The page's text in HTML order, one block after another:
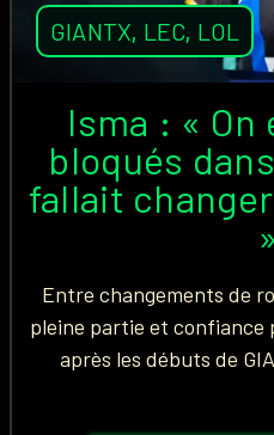
GIANTX, LEC, LOL
Isma : «
bloqués
fallait
»
Entre changements de
pleine partie et confiance
après les débuts de